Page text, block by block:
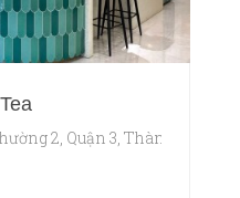
2, Quận 3, Thành phố